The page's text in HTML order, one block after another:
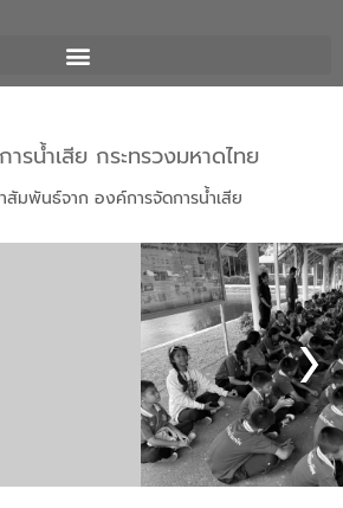
รน้ำเสีย กระทรวงมหาดไทย
สัมพันธ์จาก องค์การจัดการน้ำเสีย